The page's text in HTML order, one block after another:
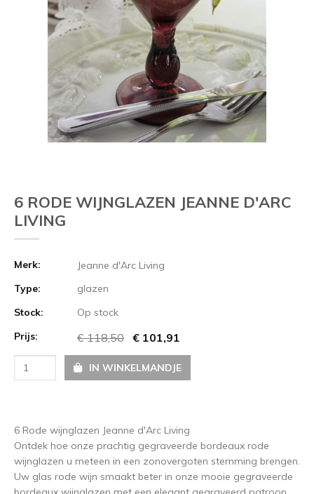
6 RODE WIJNGLAZEN JEANNE D'ARC
LIVING
Merk:
Jeanne d'Arc Living
Type:
glazen
Stock:
Op stock
Prijs:
€ 118,50 € 101,91
IN WINKELMANDJE
6 Rode wijnglazen Jeanne d'Arc Living
Ontdek hoe onze prachtig gegraveerde bordeaux rode
wijnglazen u meteen in een zonovergoten stemming brengen.
Uw glas rode wijn smaakt beter in onze mooie gegraveerde